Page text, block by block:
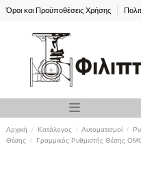
Όροι και Προϋποθέσεις Χρήσης
Αρχική Κατάλογος Αυτοματισμοί
Θέσης
Γραμμικός Ρυθμιστής Θέσης